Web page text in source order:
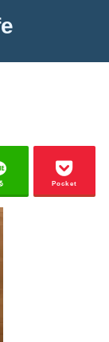
Pocket